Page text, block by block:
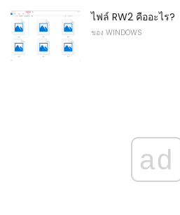
ไฟล์ RW2 คืออะไร?
ของ WINDOWS
ad